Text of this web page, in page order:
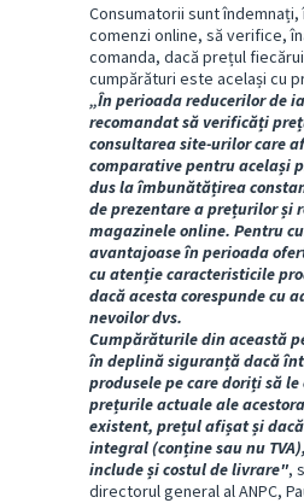
Consumatorii sunt îndemnați,
comenzi online, să verifice,
comanda, dacă prețul
cumpărături este același cu
„În perioada reducerilor de
recomandat să verificăți
consultarea site-urilor care
comparative pentru același
dus la îmbunătățirea
de prezentare a prețurilor și
magazinele online. Pentru
avantajoase în perioada
cu atenție caracteristicile
dacă acesta corespunde cu
nevoilor dvs.
Cumpărăturile din această
în deplină siguranță dacă
produsele pe care doriți să
prețurile actuale ale
existent, prețul afișat și
integral (conține sau nu
include și costul de livrare",
directorul general al ANPC,